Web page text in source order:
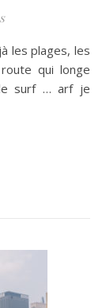
qui longe
surf … arf je